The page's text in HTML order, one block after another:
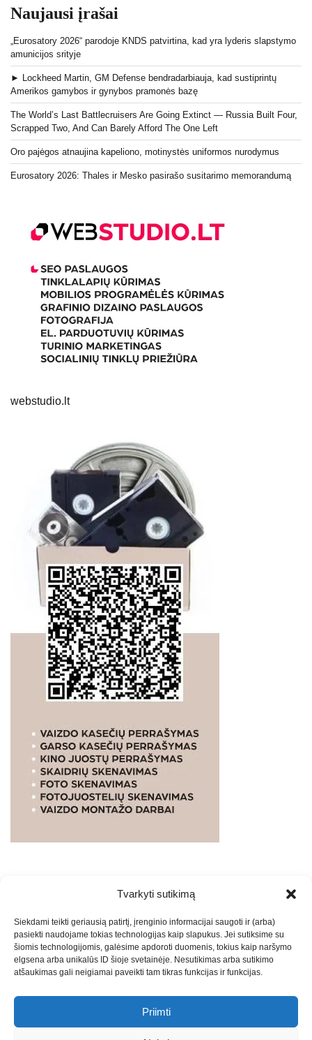
Tvarkyti sutikimą
Siekdami teikti geriausią patirtį, įrenginio informacijai saugoti ir (arba)
pasiekti naudojame tokias technologijas kaip slapukus. Jei sutiksime su
šiomis technologijomis, galėsime apdoroti duomenis, tokius kaip naršymo
elgsena arba unikalūs ID šioje svetainėje. Nesutikimas arba sutikimo
atšaukimas gali neigiamai paveikti tam tikras funkcijas ir funkcijas.
Priimti
Naujausi įrašai
„Eurosatory 2026“ parodoje KNDS patvirtina, kad yra lyderis slapstymo
amunicijos srityje
► Lockheed Martin, GM Defense bendradarbiauja, kad sustiprintų
Amerikos gamybos ir gynybos pramonės bazę
The World’s Last Battlecruisers Are Going Extinct — Russia Built Four,
Scrapped Two, And Can Barely Afford The One Left
Oro pajėgos atnaujina kapeliono, motinystės uniformos nurodymus
Eurosatory 2026: Thales ir Mesko pasirašo susitarimo memorandumą
webstudio.lt
PASLAUGOS. SEO tekstų rašymas, turinio kūrimas,
straipsnių rašymas ir talpinimas į mūsų valdomas
svetaines.2026Armijai.LTTheme: Express News ByAdore
Themes.
Marketingo agentūra -Teisinės